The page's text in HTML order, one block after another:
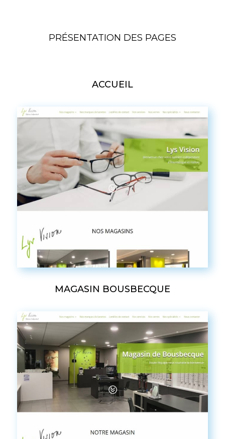
PRÉSENTATION DES PAGES
ACCUEIL
MAGASIN BOUSBECQUE